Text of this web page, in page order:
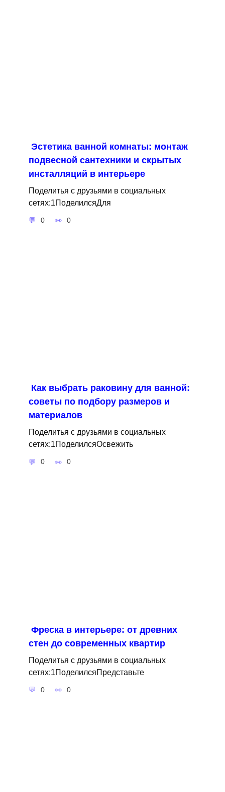
Эстетика ванной комнаты: монтаж
подвесной сантехники и скрытых
инсталляций в интерьере
Поделитья с друзьями в социальных
сетях:1ПоделилсяДля
0 0
Как выбрать раковину для ванной:
советы по подбору размеров и
материалов
Поделитья с друзьями в социальных
сетях:1ПоделилсяОсвежить
0 0
Фреска в интерьере: от древних
стен до современных квартир
Поделитья с друзьями в социальных
сетях:1ПоделилсяПредставьте
0 0